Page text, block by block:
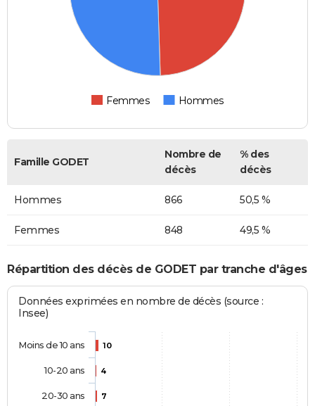
Femmes Hommes
Famille GODET
Nombre de
décès
% des
décès
Hommes 866 50,5 %
Femmes 848 49,5 %
Répartition des décès de GODET par tranche d'âges
Données exprimées en nombre de décès (source :
Insee)
10
4
7
Moins de 10 ans
10-20 ans
20-30 ans